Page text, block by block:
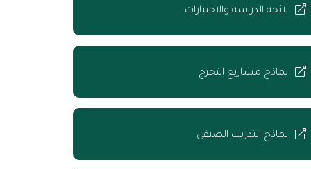
لائحة الدراسة والاختبارات
نماذج مشاريع التخرج
نماذج التدريب الصيفي